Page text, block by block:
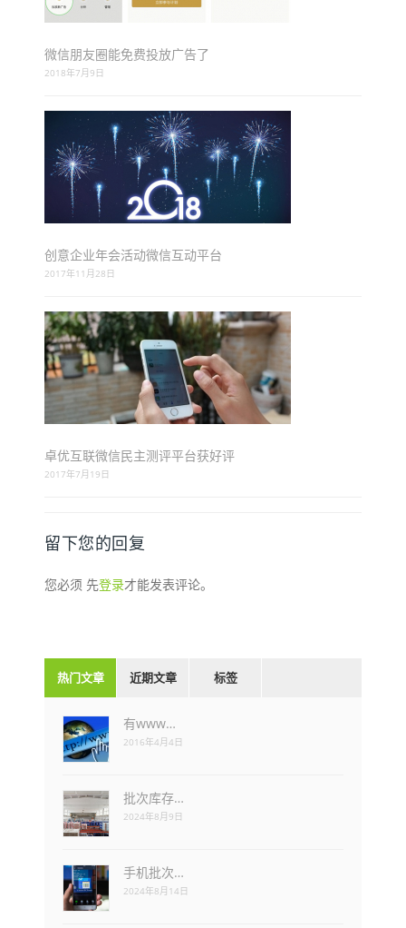
微信朋友圈能免费投放广告了
2018年7月9日
创意企业年会活动微信互动平台
2017年11月28日
卓优互联微信民主测评平台获好评
2017年7月19日
留下您的回复
您必须 先登录才能发表评论。
热门文章 近期文章 标签
有www…
2016年4月4日
批次库存…
2024年8月9日
手机批次…
2024年8月14日